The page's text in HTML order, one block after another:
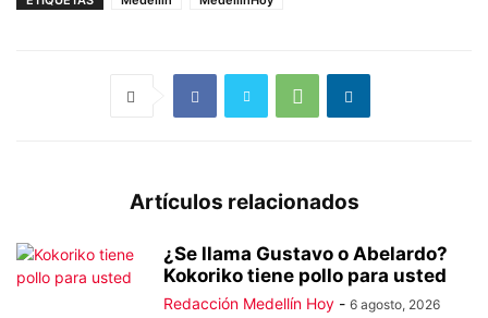
Artículos relacionados
¿Se llama Gustavo o Abelardo?
Kokoriko tiene pollo para usted
Redacción Medellín Hoy - 6 agosto, 2026